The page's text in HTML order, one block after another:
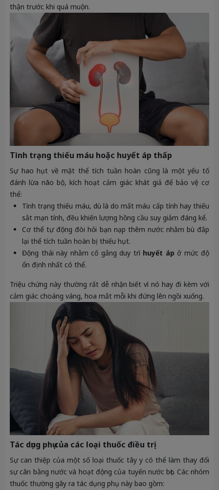
thận trước khi quá muộn.
Tình trạng thiếu máu hoặc huyết áp thấp
Sự hao hụt về mặt thể tích tuần hoàn cũng là một yếu tố
đánh lừa não bộ, kích hoạt cảm giác khát giả để bảo vệ cơ
thể:
Tình trạng thiếu máu, dù là do mất máu cấp tính hay thiếu
sắt mạn tính, đều khiến lượng hồng cầu suy giảm đáng kể.
Cơ thể tự động đòi hỏi bạn nạp thêm nước nhằm bù đắp
lại thể tích tuần hoàn bị thiếu hụt.
Động thái này nhằm cố gắng duy trì huyết áp ở mức độ
ổn định nhất có thể.
Triệu chứng này thường rất dễ nhận biết vì nó hay đi kèm với
cảm giác choáng váng, hoa mắt mỗi khi đứng lên ngồi xuống.
Tác dụng phụ của các loại thuốc điều trị
Sự can thiệp của một số loại thuốc tây y có thể làm thay đổi
sự cân bằng nước và hoạt động của tuyến nước bọt. Các nhóm
thuốc thường gây ra tác dụng phụ này bao gồm: